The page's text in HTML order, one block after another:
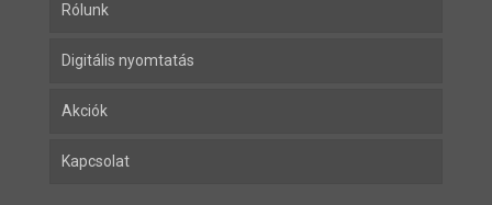
Rólunk
Digitális nyomtatás
Akciók
Kapcsolat